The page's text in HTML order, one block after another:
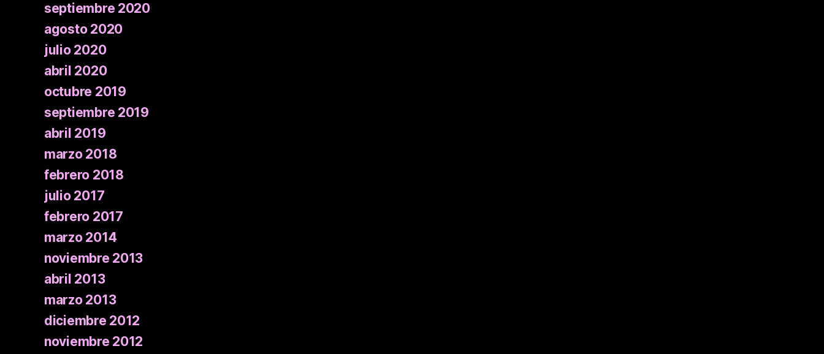
septiembre 2020
agosto 2020
julio 2020
abril 2020
octubre 2019
septiembre 2019
abril 2019
marzo 2018
febrero 2018
julio 2017
febrero 2017
marzo 2014
noviembre 2013
abril 2013
marzo 2013
diciembre 2012
noviembre 2012